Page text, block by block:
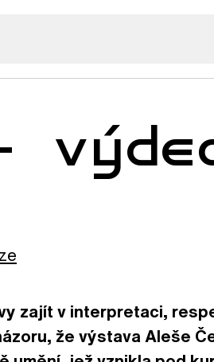
zajít v interpretaci,
že výstava Aleše